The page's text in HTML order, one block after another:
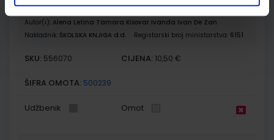
škole
Autor(i): Alena Letina Tamara Kisovar Ivanda Ivan De Zan
Nakladnik: ŠKOLSKA KNJIGA d.d. Registarski broj ministarstva: 6151
SKU: 556070 CIJENA: 10,50 €
ŠIFRA OMOTA: 500239
Udžbenik Omot